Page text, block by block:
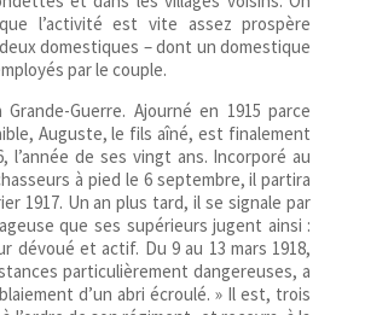
l’activité est vite assez prospère
deux domestiques – dont un domestique
par le couple.
Guerre. Ajourné en 1915 parce
Auguste, le fils aîné, est finalement
l’année de ses vingt ans. Incorporé au
à pied le 6 septembre, il partira
1917. Un an plus tard, il se signale par
que ses supérieurs jugent ainsi :
dévoué et actif. Du 9 au 13 mars 1918,
particulièrement dangereuses, a
d’un abri écroulé. » Il est, trois